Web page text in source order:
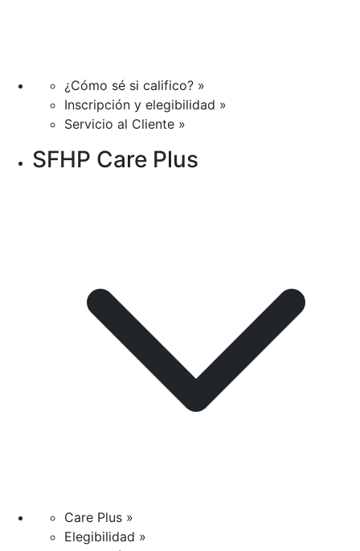
¿Cómo sé si califico? »
Inscripción y elegibilidad »
Servicio al Cliente »
SFHP Care Plus
Care Plus »
Elegibilidad »